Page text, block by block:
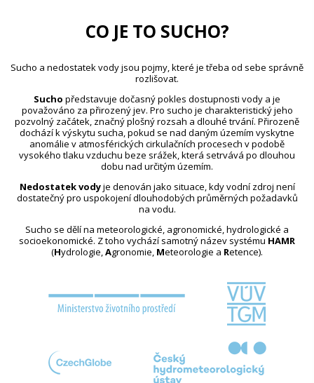
CO JE TO SUCHO?
Sucho a nedostatek vody jsou pojmy, které je třeba od sebe správně
rozlišovat.
Sucho představuje dočasný pokles dostupnosti vody a je
považováno za přirozený jev. Pro sucho je charakteristický jeho
pozvolný začátek, značný plošný rozsah a dlouhé trvání. Přirozeně
dochází k výskytu sucha, pokud se nad daným územím vyskytne
anomálie v atmosférických cirkulačních procesech v podobě
vysokého tlaku vzduchu beze srážek, která setrvává po dlouhou
dobu nad určitým územím.
Nedostatek vodyje definován jako situace, kdy vodní zdroj není
dostatečný pro uspokojení dlouhodobých průměrných požadavků
na vodu.
Sucho se dělí na meteorologické, agronomické, hydrologické a
socioekonomické. Z toho vychází samotný název systému HAMR
(Hydrologie,Agronomie, Meteorologie a Retence).